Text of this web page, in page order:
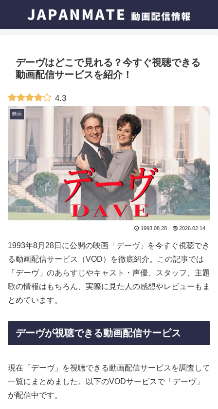
デーヴはどこで見れる？今すぐ視聴できる
動画配信サービスを紹介！
4.3
映画
1993.08.28 2026.02.14
1993年8月28日に公開の映画「デーヴ」を今すぐ視聴でき
る動画配信サービス（VOD）を徹底紹介。この記事では
「デーヴ」のあらすじやキャスト・声優、スタッフ、主題
歌の情報はもちろん、実際に見た人の感想やレビューもま
とめています。
デーヴが視聴できる動画配信サービス
現在「デーヴ」を視聴できる動画配信サービスを調査して
一覧にまとめました。以下のVODサービスで「デーヴ」
が配信中です。